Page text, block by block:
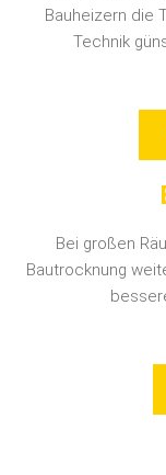
Bauheizern die
Technik
Bei großen
Bautrocknung